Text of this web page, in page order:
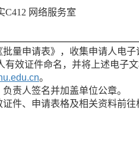
C412 网络服务室
量申请表》，收集申请人电子
有效证件命名，并将上述电子
。
责人签名并加盖单位公章。
件、申请表格及相关资料前往